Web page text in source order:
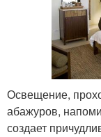
Освещение,
абажуров,
создает